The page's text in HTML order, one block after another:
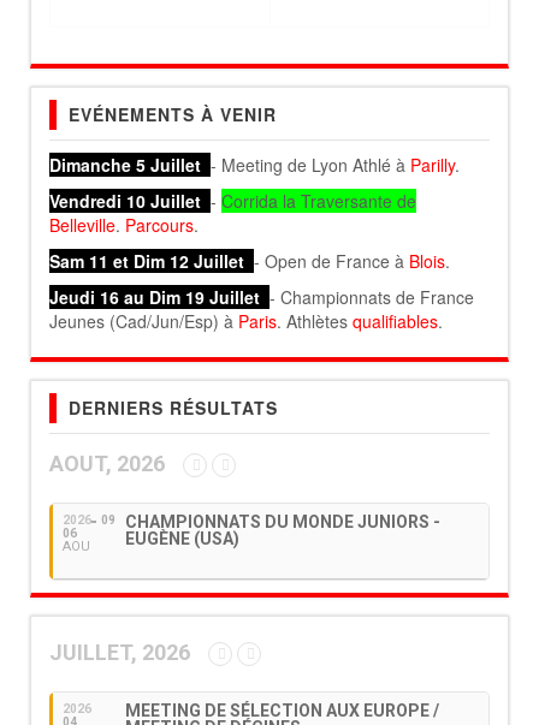
EVÉNEMENTS À VENIR
Dimanche 5 Juillet - Meeting de Lyon Athlé à Parilly.
Vendredi 10 Juillet - Corrida la Traversante de
Belleville. Parcours.
Sam 11 et Dim 12 Juillet - Open de France à Blois.
Jeudi 16 au Dim 19 Juillet - Championnats de France
Jeunes (Cad/Jun/Esp) à Paris. Athlètes qualifiables.
DERNIERS RÉSULTATS
AOUT, 2026
2026
06
AOU
09
CHAMPIONNATS DU MONDE JUNIORS -
EUGÈNE (USA)
JUILLET, 2026
2026
04
MEETING DE SÉLECTION AUX EUROPE /